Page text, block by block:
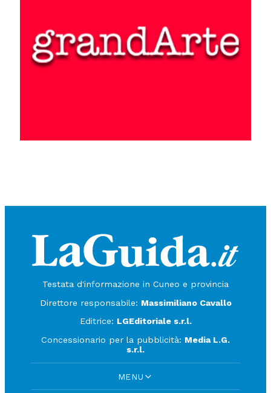
Testata d'informazione in Cuneo e provincia
Direttore responsabile: Massimiliano Cavallo
Editrice: LGEditoriale s.r.l.
Concessionario per la pubblicità: Media L.G.
s.r.l.
MENU